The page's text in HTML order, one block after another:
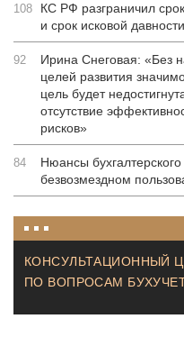
108
КС РФ разграничил
и срок исковой давности
92
Ирина Снеговая: «Без
целей развития
цель будет
отсутствие
рисков»
84
Нюансы
безвозмездном
КОНСУЛЬТАЦИОННЫЙ
ПО ВОПРОСАМ